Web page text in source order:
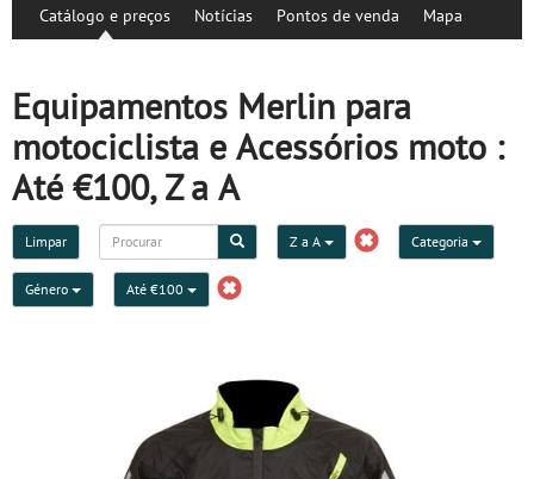
Catálogo e preços Notícias Pontos de venda Mapa
Equipamentos Merlin para
motociclista e Acessórios moto :
Até €100, Z a A
Limpar Z a A Categoria
Género Até €100